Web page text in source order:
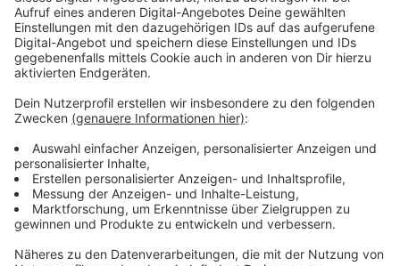
schaffen. Gerade ist sie MTV Push Artist des Monats
Juli. Tate McRae lebt seit sie sechs ist im
kanadischen Calgary, die ersten Lebensjahre hatte sie
im Oman verbracht. Sie machte sich als kompetitive
Tänzerin einen Namen und belegte in der 13. Staffel
der FOX-Serie "So You Think You Can Dance" den
zweiten Platz. Bei den renommierten Dance Awards
wurde sie dreimal als "The Best Dancer"
ausgezeichnet und trat bereits in der TV-Show "Ellen"
und den Teen Choice Awards auf.